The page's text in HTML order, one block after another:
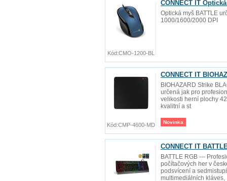
CONNECT IT
Optická myš BATTLE
1000/1600/2000 DPI
Kód:CMO-1200-BL
CONNECT IT
BIOHAZARD Strike
určená jak pro
velikosti herní plochy
kvalitní a st
Novinka
Kód:CMP-4600-MD
CONNECT IT
BATTLE RGB ---
počítačových her v
podsvícení a
multimediálních kláves,